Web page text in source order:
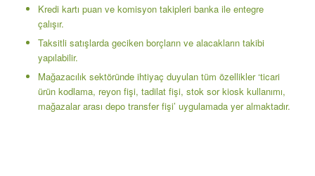
Kredi kartı puan ve komisyon takipleri banka ile entegre
çalışır.
Taksitli satışlarda geciken borçların ve alacakların takibi
yapılabilir.
Mağazacılık sektöründe ihtiyaç duyulan tüm özellikler ‘ticari
ürün kodlama, reyon fişi, tadilat fişi, stok sor kiosk kullanımı,
mağazalar arası depo transfer fişi’ uygulamada yer almaktadır.